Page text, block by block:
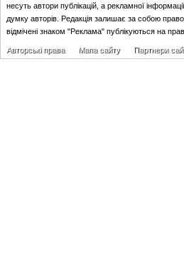
несуть автори публікацій, а рекламної
думку авторів. Редакція залишає за собою
відмічені знаком "Реклама" публікуються на
Авторські права Мапа сайту Партнери